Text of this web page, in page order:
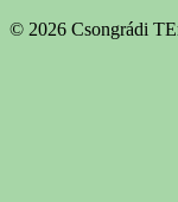
© 2026 Csongrádi